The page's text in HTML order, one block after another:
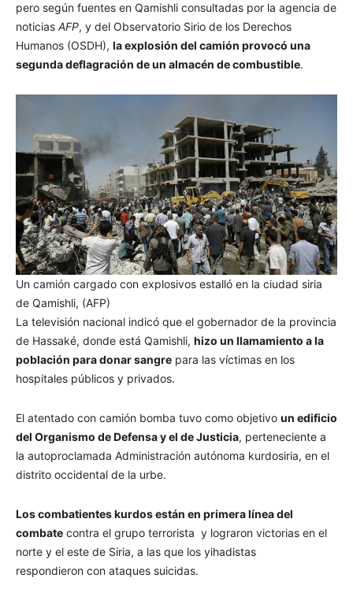
pero según fuentes en Qamishli consultadas por la agencia de
noticias AFP, y del Observatorio Sirio de los Derechos
Humanos (OSDH), la explosión del camión provocó una
segunda deflagración de un almacén de combustible.
Un camión cargado con explosivos estalló en la ciudad siria
de Qamishli, (AFP)
La televisión nacional indicó que el gobernador de la provincia
de Hassaké, donde está Qamishli, hizo un llamamiento a la
población para donar sangre para las víctimas en los
hospitales públicos y privados.
El atentado con camión bomba tuvo como objetivo un edificio
del Organismo de Defensa y el de Justicia, perteneciente a
la autoproclamada Administración autónoma kurdosiria, en el
distrito occidental de la urbe.
Los combatientes kurdos están en primera línea del
combate contra el grupo terrorista y lograron victorias en el
norte y el este de Siria, a las que los yihadistas
respondieron con ataques suicidas.